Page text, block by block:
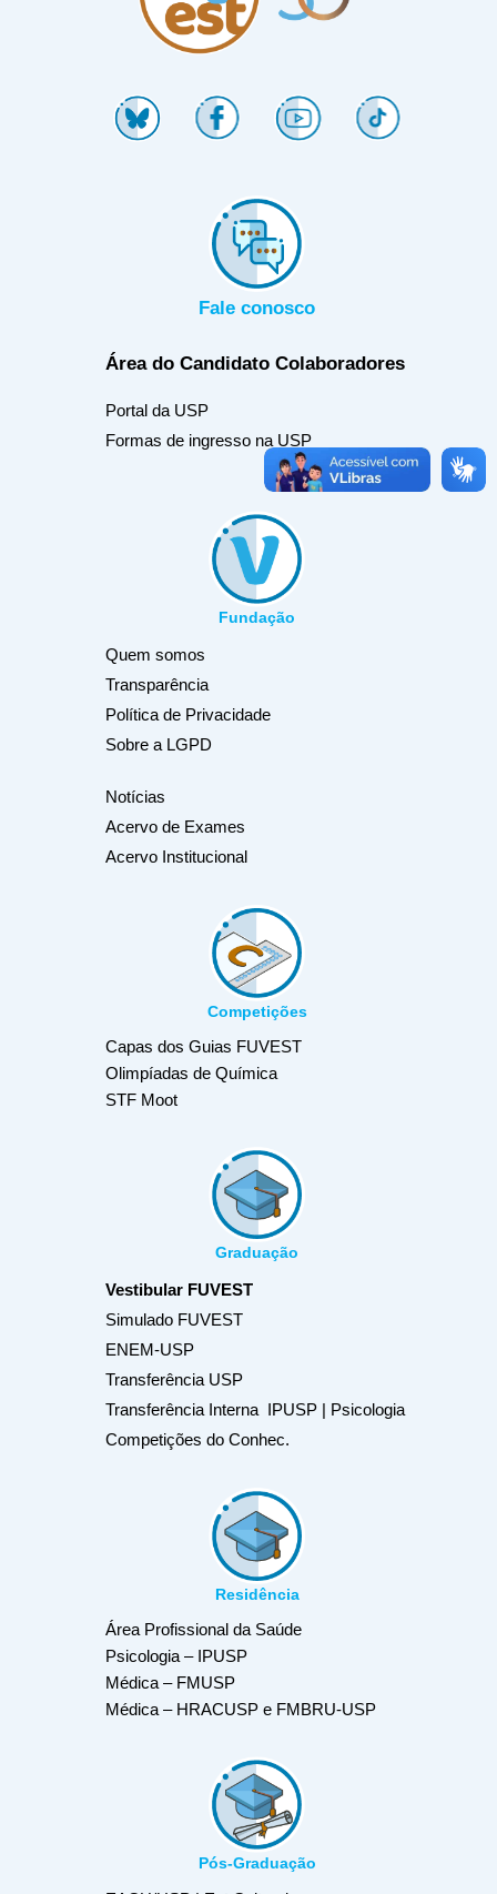
Fale conosco
Área do Candidato Colaboradores
Portal da USP
Formas de ingresso na USP
Fundação
Quem somos
Transparência
Política de Privacidade
Sobre a LGPD
Notícias
Acervo de Exames
Acervo Institucional
Competições
Capas dos Guias FUVEST
Olimpíadas de Química
STF Moot
Graduação
Vestibular FUVEST
Simulado FUVEST
ENEM-USP
Transferência USP
Transferência Interna IPUSP | Psicologia
Competições do Conhec.
Residência
Área Profissional da Saúde
Psicologia – IPUSP
Médica – FMUSP
Médica – HRACUSP e FMBRU-USP
Pós-Graduação